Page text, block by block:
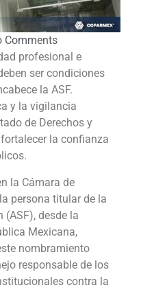
Comments
profesional e
ser condiciones
la ASF.
y la vigilancia
de Derechos y
la confianza
la Cámara de
persona titular de la
(ASF), desde la
Mexicana,
nombramiento
responsable de los
contra la